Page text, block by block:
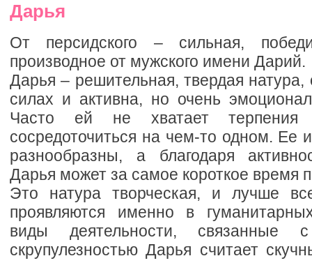
Дарья
От персидского – сильная,
производное от мужского имени Дарий.
Дарья – решительная, твердая натура,
силах и активна, но очень
Часто ей не хватает
сосредоточиться на чем-то одном.
разнообразны, а благодаря
Дарья может за самое короткое время
Это натура творческая, и лучше
проявляются именно в
виды деятельности, связанные
скрупулезностью Дарья считает